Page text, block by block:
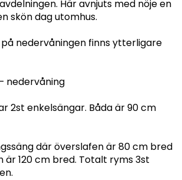
Här avnjuts med nöje en
skön dag utomhus.
nedervåningen finns ytterligare
nedervåning
2st enkelsängar. Båda är 90 cm
där överslafen är 80 cm bred
är 120 cm bred. Totalt ryms 3st